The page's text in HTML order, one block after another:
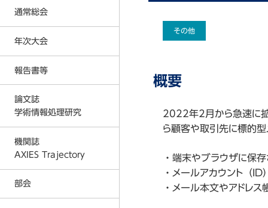
プライバシーポリシー
AXIES イベントカレンダー
2025年
2023年
2026年
通常総会
2026年度通常総会の結果
2024年度通常総会の結果
2023年度通常総会の結果
2022年度通常総会の結果
2021年度通常総会の結果
2020年度通常総会の結果
年次大会
2024年度 年次大会
2022年度 年次大会
2021年度 年次大会
報告書等
情報倫理デジタルビデオ
ICT利活用調査
MOOC等調査
論文誌
学術情報処理研究
機関誌
AXIES Trajectory
部会
その他
概要
2022年2月から急速に
ら顧客や取引先に標的
・端末やブラウザに保
・メールアカウント（ID
・メール本文やアド